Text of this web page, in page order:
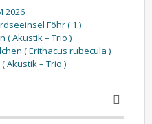
2026
Föhr ( 1 )
( Akustik – Trio )
( Erithacus rubecula )
Akustik – Trio )